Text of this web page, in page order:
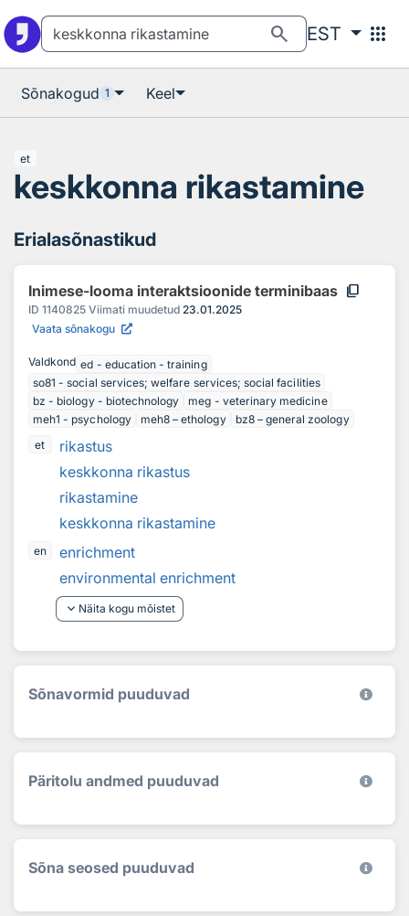
search EST apps
Sõnakogud 1 Keel
et
keskkonna rikastamine
Erialasõnastikud
Inimese-looma interaktsioonide terminibaas content_copy
ID 1140825 Viimati muudetud 23.01.2025
Vaata sõnakogu
Valdkond ed - education - training
so81 - social services; welfare services; social facilities
bz - biology - biotechnology
meg - veterinary medicine
meh1 - psychology
meh8 – ethology
bz8 – general zoology
et
rikastus
keskkonna rikastus
rikastamine
keskkonna rikastamine
en
enrichment
environmental enrichment
keyboard_arrow_down Näita kogu mõistet
Sõnavormid puuduvad
Päritolu andmed puuduvad
Sõna seosed puuduvad